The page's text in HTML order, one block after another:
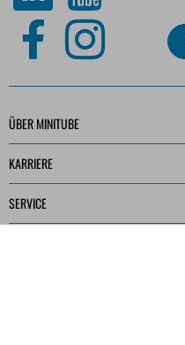
ÜBER MINITUBE
KARRIERE
SERVICE